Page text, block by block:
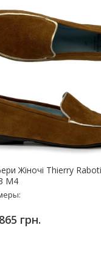
Жіночі Thierry
M4
грн.